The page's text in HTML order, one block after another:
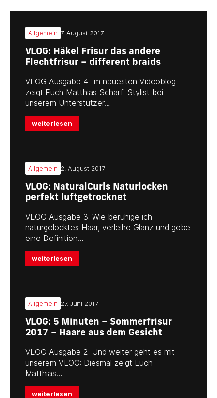
Allgemein 7. August 2017
VLOG: Häkel Frisur das andere
Flechtfrisur – different braids
VLOG Ausgabe 4: Im neuesten Videoblog
zeigt Euch Matthias Scharf, Stylist bei
unserem Unterstützer…
weiterlesen
Allgemein 2. August 2017
VLOG: NaturalCurls Naturlocken
perfekt luftgetrocknet
VLOG Ausgabe 3: Wie beruhige ich
naturgelocktes Haar, verleihe Glanz und gebe
eine Definition…
weiterlesen
Allgemein 27. Juni 2017
VLOG: 5 Minuten – Sommerfrisur
2017 – Haare aus dem Gesicht
VLOG Ausgabe 2: Und weiter geht es mit
unserem VLOG: Diesmal zeigt Euch
Matthias…
weiterlesen